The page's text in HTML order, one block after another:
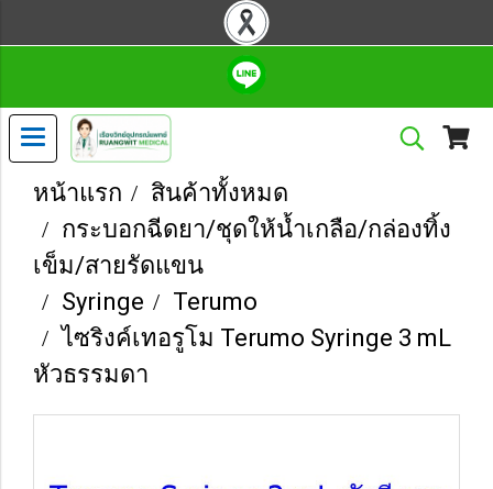
หน้าแรก
สินค้าทั้งหมด
กระบอกฉีดยา/ชุดให้น้ำเกลือ/กล่องทิ้ง
เข็ม/สายรัดแขน
Syringe
Terumo
ไซริงค์เทอรูโม Terumo Syringe 3 mL
หัวธรรมดา